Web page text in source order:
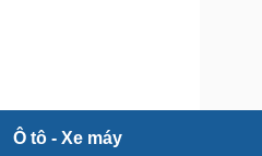
Ô tô - Xe máy